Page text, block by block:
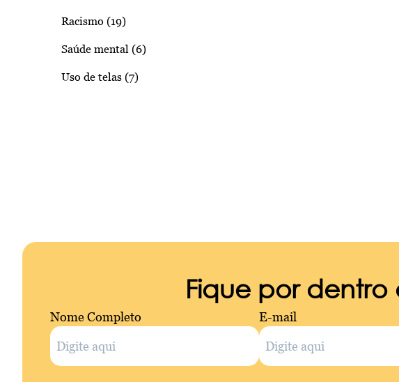
Racismo (19)
Saúde mental (6)
Uso de telas (7)
Fique por
Nome Completo E-mail